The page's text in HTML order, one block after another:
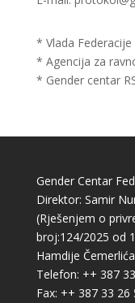
* Vlada
* Agencija za
* Gender centar
Gender Centar
Direktor: Samir
(Rješenjem o
broj:124/2025 od
Hamdije
Telefon: ++ 387
Fax: ++ 387 33 26